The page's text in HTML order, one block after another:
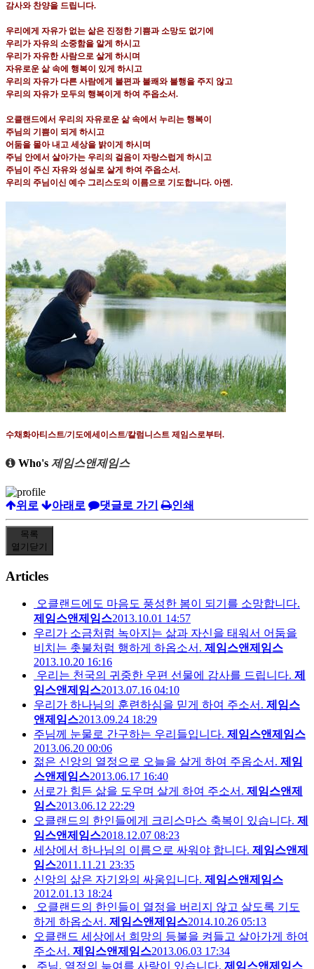
감사와 찬양을 드립니다.
우리에게 자유가 없는 삶은 진정한 기쁨과 소망도 없기에
우리가 자유의 소중함을 알게 하시고
우리가 자유한 사람으로 살게 하시며
자유로운 삶 속에 행복이 있게 하시고
우리의 자유가 다른 사람에게 불편과 불쾌와 불행을 주지 않고
우리의 자유가 모두의 행복이게 하여 주옵소서.
오클랜드에서 우리의 자유로운 삶 속에서 누리는 행복이
주님의 기쁨이 되게 하시고
어둠을 몰아 내고 세상을 밝이게 하시며
주님 안에서 살아가는 우리의 걸음이 자랑스럽게 하시고
주님이 주신 자유와 성실로 살게 하여 주옵소서.
우리의 주님이신 예수 그리스도의 이름으로 기도합니다. 아멘.
수채화아티스트/기도에세이스트/칼럼니스트 제임스로부터.
Who's 제임스앤제임스
위로 아래로 댓글로 가기 인쇄
목록
열기 닫기
Articles
오클랜드에도 마음도 풍성한 봄이 되기를 소망합니다.
제임스앤제임스2013.10.01 14:57
우리가 소금처럼 녹아지는 삶과 자신을 태워서 어둠을
비치는 촛불처럼 행하게 하옵소서. 제임스앤제임스
2013.10.20 16:16
우리는 천국의 귀중한 우편 선물에 감사를 드립니다. 제
임스앤제임스2013.07.16 04:10
우리가 하나님의 훈련하심을 믿게 하여 주소서. 제임스
앤제임스2013.09.24 18:29
주님께 눈물로 간구하는 우리들입니다. 제임스앤제임스
2013.06.20 00:06
젊은 신앙의 열정으로 오늘을 살게 하여 주옵소서. 제임
스앤제임스2013.06.17 16:40
서로가 힘든 삶을 도우며 살게 하여 주소서. 제임스앤제
임스2013.06.12 22:29
오클랜드의 한인들에게 크리스마스 축복이 있습니다. 제
임스앤제임스2018.12.07 08:23
세상에서 하나님의 이름으로 싸워야 합니다. 제임스앤제
임스2011.11.21 23:35
신앙의 삶은 자기와의 싸움입니다. 제임스앤제임스
2012.01.13 18:24
오클랜드의 한인들이 열정을 버리지 않고 살도록 기도
하게 하옵소서. 제임스앤제임스2014.10.26 05:13
오클랜드 세상에서 희망의 등불을 켜들고 살아가게 하여
주소서. 제임스앤제임스2013.06.03 17:34
주님. 열정의 늦여름 사랑이 있습니다. 제임스앤제임스